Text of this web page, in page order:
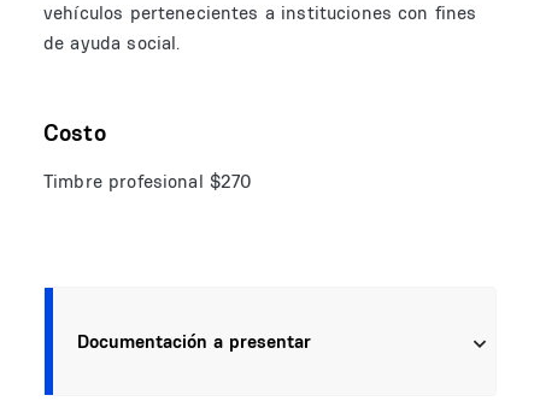
vehículos pertenecientes a instituciones con fines
de ayuda social.
Costo
Timbre profesional $270
Documentación a presentar